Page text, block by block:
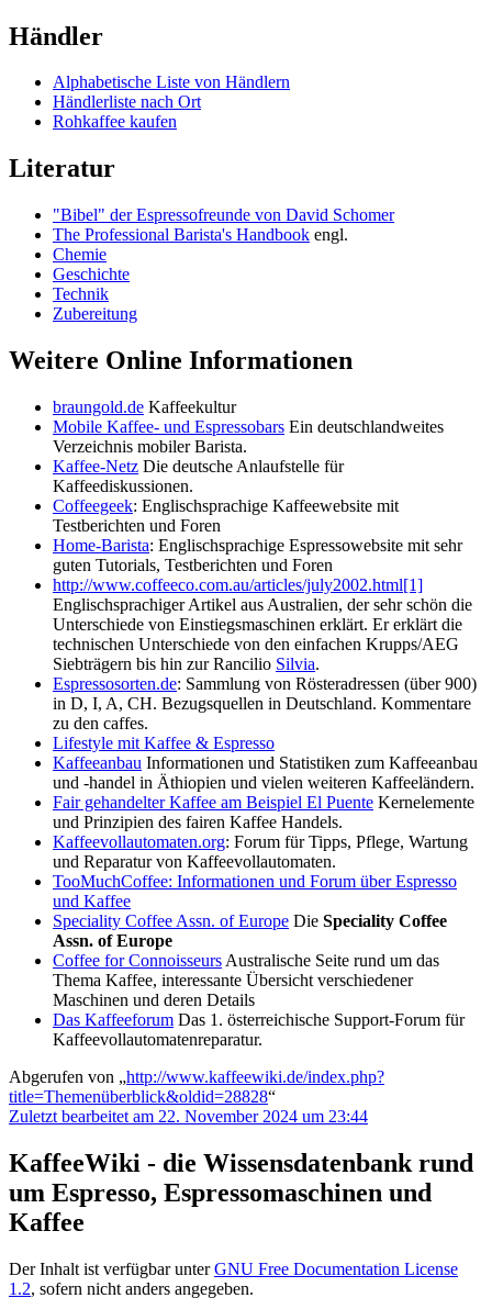
Händler
Alphabetische Liste von Händlern
Händlerliste nach Ort
Rohkaffee kaufen
Literatur
"Bibel" der Espressofreunde von David Schomer
The Professional Barista's Handbook engl.
Chemie
Geschichte
Technik
Zubereitung
Weitere Online Informationen
braungold.de Kaffeekultur
Mobile Kaffee- und Espressobars Ein deutschlandweites
Verzeichnis mobiler Barista.
Kaffee-Netz Die deutsche Anlaufstelle für
Kaffeediskussionen.
Coffeegeek: Englischsprachige Kaffeewebsite mit
Testberichten und Foren
Home-Barista: Englischsprachige Espressowebsite mit sehr
guten Tutorials, Testberichten und Foren
http://www.coffeeco.com.au/articles/july2002.html[1]
Englischsprachiger Artikel aus Australien, der sehr schön die
Unterschiede von Einstiegsmaschinen erklärt. Er erklärt die
technischen Unterschiede von den einfachen Krupps/AEG
Siebträgern bis hin zur Rancilio Silvia.
Espressosorten.de: Sammlung von Rösteradressen (über 900)
in D, I, A, CH. Bezugsquellen in Deutschland. Kommentare
zu den caffes.
Lifestyle mit Kaffee & Espresso
Kaffeeanbau Informationen und Statistiken zum Kaffeeanbau
und -handel in Äthiopien und vielen weiteren Kaffeeländern.
Fair gehandelter Kaffee am Beispiel El Puente Kernelemente
und Prinzipien des fairen Kaffee Handels.
Kaffeevollautomaten.org: Forum für Tipps, Pflege, Wartung
und Reparatur von Kaffeevollautomaten.
TooMuchCoffee: Informationen und Forum über Espresso
und Kaffee
Speciality Coffee Assn. of Europe Die Speciality Coffee
Assn. of Europe
Coffee for Connoisseurs Australische Seite rund um das
Thema Kaffee, interessante Übersicht verschiedener
Maschinen und deren Details
Das Kaffeeforum Das 1. österreichische Support-Forum für
Kaffeevollautomatenreparatur.
Abgerufen von „http://www.kaffeewiki.de/index.php?
title=Themenüberblick&oldid=28828“
Zuletzt bearbeitet am 22. November 2024 um 23:44
KaffeeWiki - die Wissensdatenbank rund
um Espresso, Espressomaschinen und
Kaffee
Der Inhalt ist verfügbar unterGNU Free Documentation License
1.2, sofern nicht anders angegeben.